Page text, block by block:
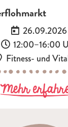
Datum:
26.09.2026
Uhrzeit:
12:00–16:00
Ort:
Fitness- und
Mehr